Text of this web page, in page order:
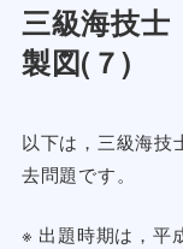
三級海技士
製図(７)
以下は，三級海技
去問題です。
※ 出題時期は，平